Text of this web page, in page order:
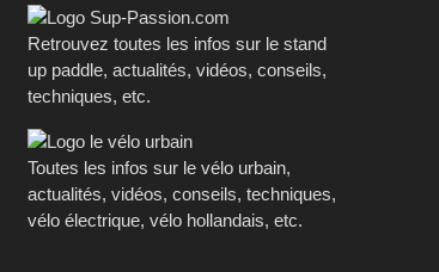
Retrouvez toutes les infos sur le stand
up paddle, actualités, vidéos, conseils,
techniques, etc.
Toutes les infos sur le vélo urbain,
actualités, vidéos, conseils, techniques,
vélo électrique, vélo hollandais, etc.